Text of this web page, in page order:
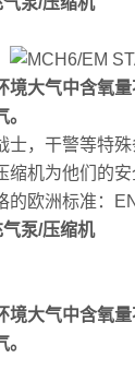
境大气中含氧
士，干警等特
缩机为他们的
欧洲标准：
泵/压缩机
境大气中含氧